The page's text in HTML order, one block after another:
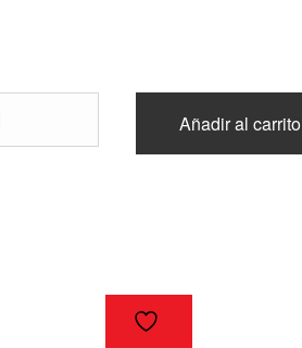
Añadir al carrito